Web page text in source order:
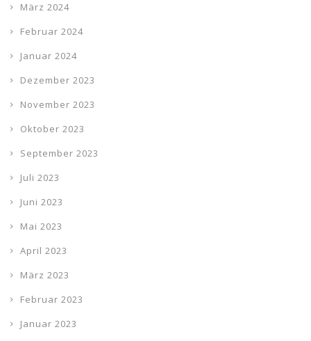
März 2024
Februar 2024
Januar 2024
Dezember 2023
November 2023
Oktober 2023
September 2023
Juli 2023
Juni 2023
Mai 2023
April 2023
März 2023
Februar 2023
Januar 2023